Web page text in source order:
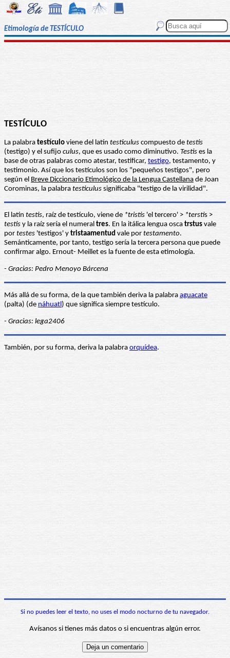
Etimología de TESTÍCULO
TESTÍCULO
La palabra testículo viene del latín testiculus compuesto de testis
(testigo) y el sufijo culus, que es usado como diminutivo. Testis es la
base de otras palabras como atestar, testificar, testigo, testamento, y
testimonio. Así que los testículos son los "pequeños testigos", pero
según el Breve Diccionario Etimológico de la Lengua Castellana de Joan
Corominas, la palabra testiculus significaba "testigo de la virilidad".
El latín testis, raíz de testículo, viene de *tristis 'el tercero' > *terstis >
testis y la raíz sería el numeral tres. En la itálica lengua osca trstus vale
por testes 'testigos' y tristaamentud vale por testamento.
Semánticamente, por tanto, testigo sería la tercera persona que puede
confirmar algo. Ernout- Meillet es la fuente de esta etimología.
- Gracias: Pedro Menoyo Bárcena
Más allá de su forma, de la que también deriva la palabra aguacate
(palta) (de náhuatl) que significa siempre testículo.
- Gracias: lega2406
También, por su forma, deriva la palabra orquídea.
Si no puedes leer el texto, no uses el modo nocturno de tu navegador.
Avísanos si tienes más datos o si encuentras algún error.